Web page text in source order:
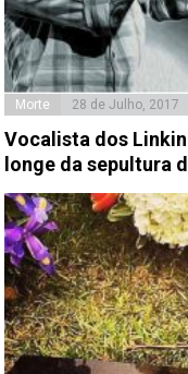
Morte 28 de Julho, 2017
Vocalista dos
longe da sepultura